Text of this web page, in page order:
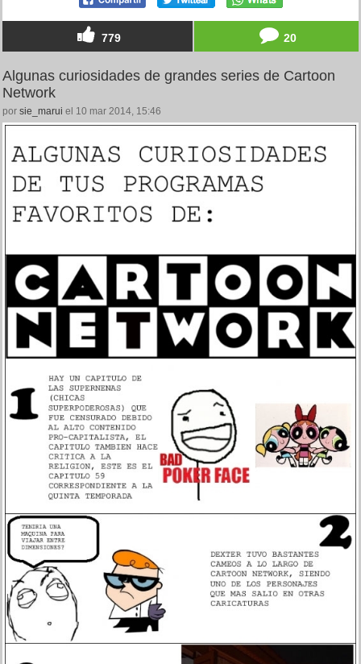
779 20
Algunas curiosidades de grandes series de Cartoon
Network
por sie_marui el 10 mar 2014, 15:46